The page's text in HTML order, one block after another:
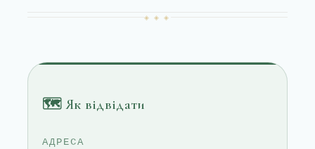
◈ ◈ ◈
🗺 Як відвідати
АДРЕСА